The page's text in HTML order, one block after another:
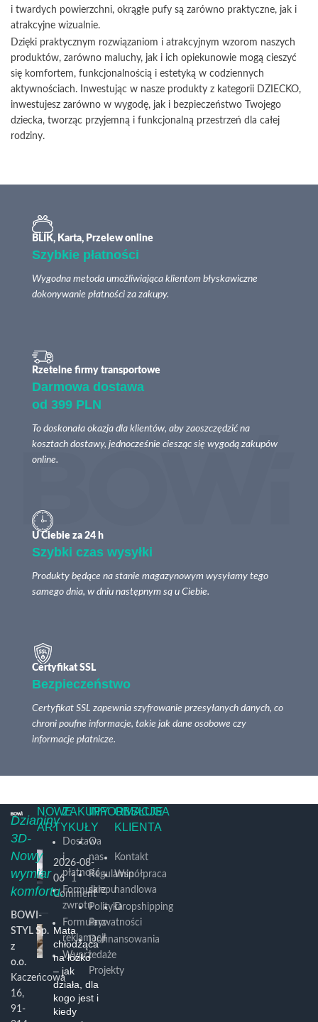
i twardych powierzchni, okrągłe pufy są zarówno praktyczne, jak i
atrakcyjne wizualnie.
Dzięki praktycznym rozwiązaniom i atrakcyjnym wzorom naszych
produktów, zarówno maluchy, jak i ich opiekunowie mogą cieszyć
się komfortem, funkcjonalnością i estetyką w codziennych
aktywnościach. Inwestując w nasze produkty z kategorii DZIECKO,
inwestujesz zarówno w wygodę, jak i bezpieczeństwo Twojego
dziecka, tworząc przyjemną i funkcjonalną przestrzeń dla całej
rodziny.
BLIK, Karta, Przelew online
Szybkie płatności
Wygodna metoda umożliwiająca klientom błyskawiczne
dokonywanie płatności za zakupy.
Rzetelne firmy transportowe
Darmowa dostawa
od 399 PLN
To doskonała okazja dla klientów, aby zaoszczędzić na
kosztach dostawy, jednocześnie ciesząc się wygodą zakupów
online.
U Ciebie za 24 h
Szybki czas wysyłki
Produkty będące na stanie magazynowym wysyłamy tego
samego dnia, w dniu następnym są u Ciebie.
Certyfikat SSL
Bezpieczeństwo
Certyfikat SSL zapewnia szyfrowanie przesyłanych danych, co
chroni poufne informacje, takie jak dane osobowe czy
informacje płatnicze.
Dzianiny
3D-
Nowy
wymiar
komfortu.
BOWI-
STYL Sp.
z
o.o.
Kaczeńcowa
16,
91-
NOWE
ARTYKUŁY
2026-08-
06
1
Comment
Mata
chłodząca
na łóżko
– jak
działa, dla
kogo jest i
kiedy
ZAKUPY
Dostawa
i
płatność
Formularz
zwrotu
Formularz
reklamacji
Wyprzedaże
INFORMACJE
O
nas
Regulamin
sklepu
Polityka
Prywatności
Dofinansowania
i
Projekty
OBSŁUGA
KLIENTA
Kontakt
Współpraca
handlowa
Dropshipping